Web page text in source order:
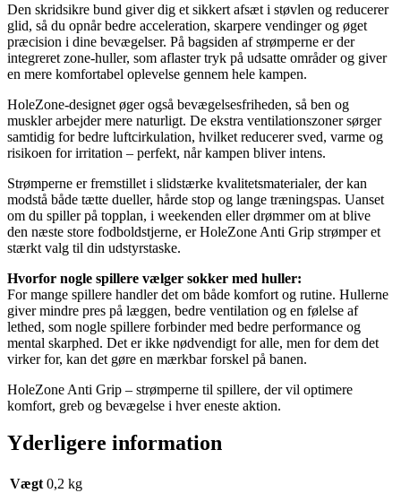
Den skridsikre bund giver dig et sikkert afsæt i støvlen og reducerer
glid, så du opnår bedre acceleration, skarpere vendinger og øget
præcision i dine bevægelser. På bagsiden af strømperne er der
integreret zone-huller, som aflaster tryk på udsatte områder og giver
en mere komfortabel oplevelse gennem hele kampen.
HoleZone-designet øger også bevægelsesfriheden, så ben og
muskler arbejder mere naturligt. De ekstra ventilationszoner sørger
samtidig for bedre luftcirkulation, hvilket reducerer sved, varme og
risikoen for irritation – perfekt, når kampen bliver intens.
Strømperne er fremstillet i slidstærke kvalitetsmaterialer, der kan
modstå både tætte dueller, hårde stop og lange træningspas. Uanset
om du spiller på topplan, i weekenden eller drømmer om at blive
den næste store fodboldstjerne, er HoleZone Anti Grip strømper et
stærkt valg til din udstyrstaske.
Hvorfor nogle spillere vælger sokker med huller:
For mange spillere handler det om både komfort og rutine. Hullerne
giver mindre pres på læggen, bedre ventilation og en følelse af
lethed, som nogle spillere forbinder med bedre performance og
mental skarphed. Det er ikke nødvendigt for alle, men for dem det
virker for, kan det gøre en mærkbar forskel på banen.
HoleZone Anti Grip – strømperne til spillere, der vil optimere
komfort, greb og bevægelse i hver eneste aktion.
Yderligere information
Vægt 0,2 kg